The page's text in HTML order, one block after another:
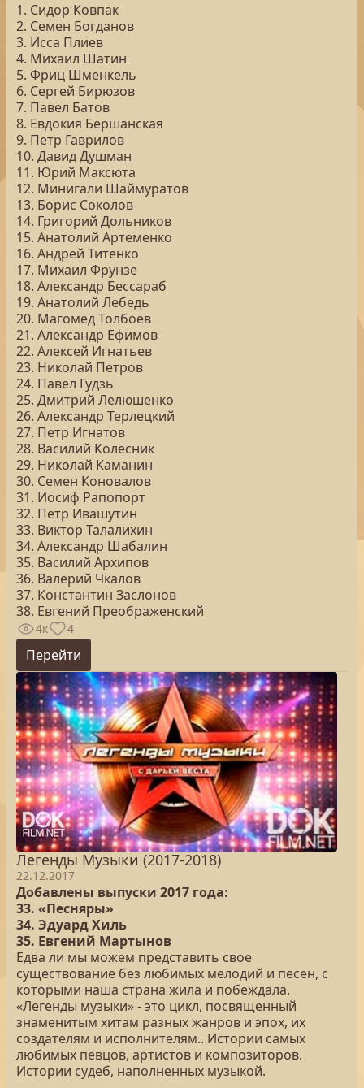
1. Сидор Ковпак
2. Семен Богданов
3. Исса Плиев
4. Михаил Шатин
5. Фриц Шменкель
6. Сергей Бирюзов
7. Павел Батов
8. Евдокия Бершанская
9. Петр Гаврилов
10. Давид Душман
11. Юрий Максюта
12. Минигали Шаймуратов
13. Борис Соколов
14. Григорий Дольников
15. Анатолий Артеменко
16. Андрей Титенко
17. Михаил Фрунзе
18. Александр Бессараб
19. Анатолий Лебедь
20. Магомед Толбоев
21. Александр Ефимов
22. Алексей Игнатьев
23. Николай Петров
24. Павел Гудзь
25. Дмитрий Лелюшенко
26. Александр Терлецкий
27. Петр Игнатов
28. Василий Колесник
29. Николай Каманин
30. Семен Коновалов
31. Иосиф Рапопорт
32. Петр Ивашутин
33. Виктор Талалихин
34. Александр Шабалин
35. Василий Архипов
36. Валерий Чкалов
37. Константин Заслонов
38. Евгений Преображенский
4к 4
Перейти
Легенды Музыки (2017-2018)
22.12.2017
Добавлены выпуски 2017 года:
33. «Песняры»
34. Эдуард Хиль
35. Евгений Мартынов
Едва ли мы можем представить свое
существование без любимых мелодий и песен, с
которыми наша страна жила и побеждала.
«Легенды музыки» - это цикл, посвященный
знаменитым хитам разных жанров и эпох, их
создателям и исполнителям.. Истории самых
любимых певцов, артистов и композиторов.
Истории судеб, наполненных музыкой.